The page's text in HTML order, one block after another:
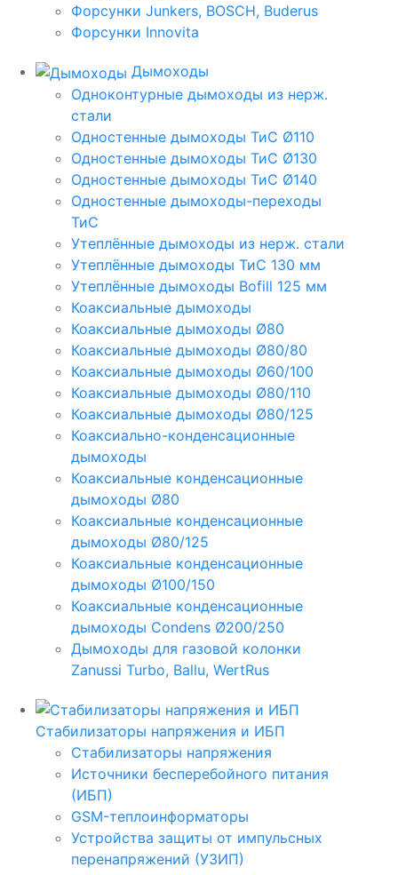
Форсунки Junkers, BOSCH, Buderus
Форсунки Innovita
Дымоходы
Одноконтурные дымоходы из нерж.
стали
Одностенные дымоходы ТиС Ø110
Одностенные дымоходы ТиС Ø130
Одностенные дымоходы ТиС Ø140
Одностенные дымоходы-переходы
ТиС
Утеплённые дымоходы из нерж. стали
Утеплённые дымоходы ТиС 130 мм
Утеплённые дымоходы Bofill 125 мм
Коаксиальные дымоходы
Коаксиальные дымоходы Ø80
Коаксиальные дымоходы Ø80/80
Коаксиальные дымоходы Ø60/100
Коаксиальные дымоходы Ø80/110
Коаксиальные дымоходы Ø80/125
Коаксиально-конденсационные
дымоходы
Коаксиальные конденсационные
дымоходы Ø80
Коаксиальные конденсационные
дымоходы Ø80/125
Коаксиальные конденсационные
дымоходы Ø100/150
Коаксиальные конденсационные
дымоходы Condens Ø200/250
Дымоходы для газовой колонки
Zanussi Turbo, Ballu, WertRus
Стабилизаторы напряжения и ИБП
Стабилизаторы напряжения
Источники бесперебойного питания
(ИБП)
GSM-теплоинформаторы
Устройства защиты от импульсных
перенапряжений (УЗИП)